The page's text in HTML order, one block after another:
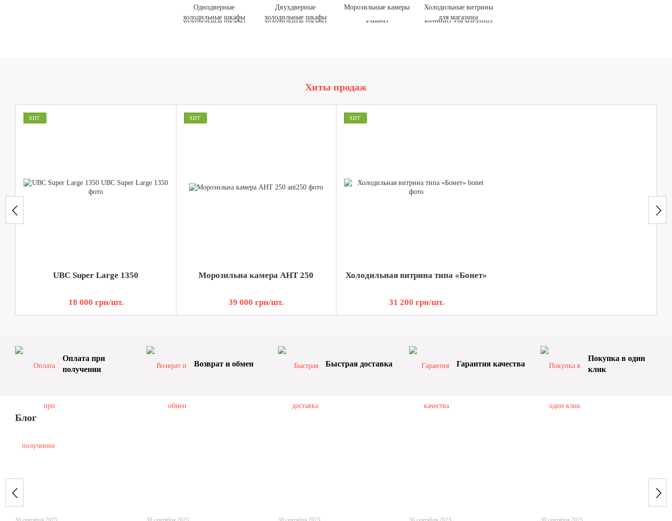
Однодверные
холодильные шкафы
Двухдверные
холодильные шкафы
Морозильные камеры
Холодильные витрины
для магазина
Хиты продаж
ХИТ
UBC Super Large 1350
18 000 грн/шт.
ХИТ
Морозильна камера AHT 250
39 000 грн/шт.
ХИТ
Холодильная витрина типа «Бонет»
31 200 грн/шт.
Оплата при
получении
Возврат и обмен Быстрая доставка Гарантия качества
Покупка в один
клик
Блог
30 сентября 2025 30 сентября 2025 30 сентября 2025 30 сентября 2025 30 сентября 2025